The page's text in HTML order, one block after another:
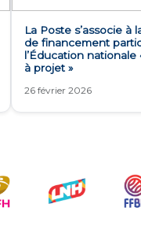
La Poste s’associe à
de financement
l’Éducation nationale
à projet »
26 février 2026